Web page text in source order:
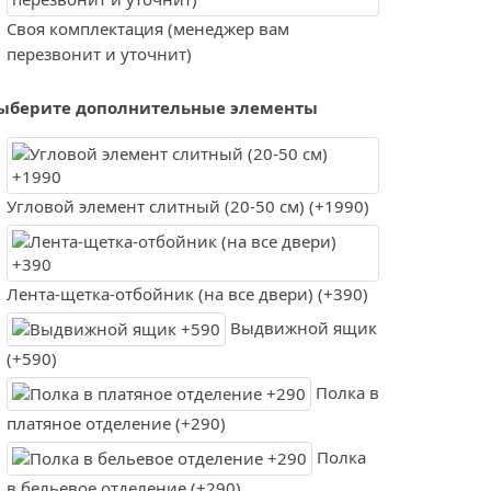
Своя комплектация (менеджер вам
перезвонит и уточнит)
дополнительные элементы
Угловой элемент слитный (20-50 см) (+1990)
Лента-щетка-отбойник (на все двери) (+390)
Выдвижной ящик
(+590)
Полка в
платяное отделение (+290)
Полка